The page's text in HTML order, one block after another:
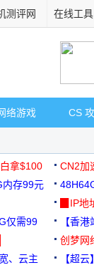
测评网 在线工具
络游戏 CS
拿$100 CN2加
内存99元
3000+
▉IP地
仅需99
【香
创梦网
88元/月
、云主
【超